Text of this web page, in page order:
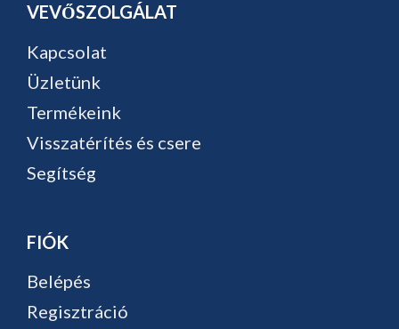
VEVŐSZOLGÁLAT
Kapcsolat
Üzletünk
Termékeink
Visszatérítés és csere
Segítség
FIÓK
Belépés
Regisztráció